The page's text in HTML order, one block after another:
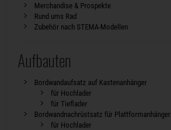
Merchandise & Prospekte
Rund ums Rad
Zubehör nach STEMA-Modellen
Aufbauten
Bordwandaufsatz auf Kastenanhänger
für Hochlader
für Tieflader
Bordwandnachrüstsatz für Plattformanhänger
für Hochlader